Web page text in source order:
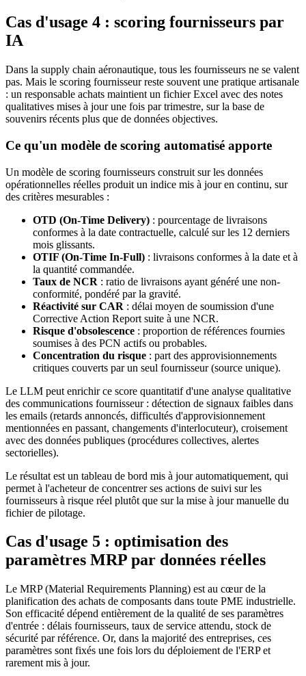
Cas d'usage 4 : scoring fournisseurs par
IA
Dans la supply chain aéronautique, tous les fournisseurs ne se valent
pas. Mais le scoring fournisseur reste souvent une pratique artisanale
: un responsable achats maintient un fichier Excel avec des notes
qualitatives mises à jour une fois par trimestre, sur la base de
souvenirs récents plus que de données objectives.
Ce qu'un modèle de scoring automatisé apporte
Un modèle de scoring fournisseurs construit sur les données
opérationnelles réelles produit un indice mis à jour en continu, sur
des critères mesurables :
OTD (On-Time Delivery) : pourcentage de livraisons
conformes à la date contractuelle, calculé sur les 12 derniers
mois glissants.
OTIF (On-Time In-Full) : livraisons conformes à la date et à
la quantité commandée.
Taux de NCR : ratio de livraisons ayant généré une non-
conformité, pondéré par la gravité.
Réactivité sur CAR : délai moyen de soumission d'une
Corrective Action Report suite à une NCR.
Risque d'obsolescence : proportion de références fournies
soumises à des PCN actifs ou probables.
Concentration du risque : part des approvisionnements
critiques couverts par un seul fournisseur (source unique).
Le LLM peut enrichir ce score quantitatif d'une analyse qualitative
des communications fournisseur : détection de signaux faibles dans
les emails (retards annoncés, difficultés d'approvisionnement
mentionnées en passant, changements d'interlocuteur), croisement
avec des données publiques (procédures collectives, alertes
sectorielles).
Le résultat est un tableau de bord mis à jour automatiquement, qui
permet à l'acheteur de concentrer ses actions de suivi sur les
fournisseurs à risque réel plutôt que sur la mise à jour manuelle du
fichier de pilotage.
Cas d'usage 5 : optimisation des
paramètres MRP par données réelles
Le MRP (Material Requirements Planning) est au cœur de la
planification des achats de composants dans toute PME industrielle.
Son efficacité dépend entièrement de la qualité de ses paramètres
d'entrée : délais fournisseurs, taux de service attendu, stock de
sécurité par référence. Or, dans la majorité des entreprises, ces
paramètres sont fixés une fois lors du déploiement de l'ERP et
rarement mis à jour.